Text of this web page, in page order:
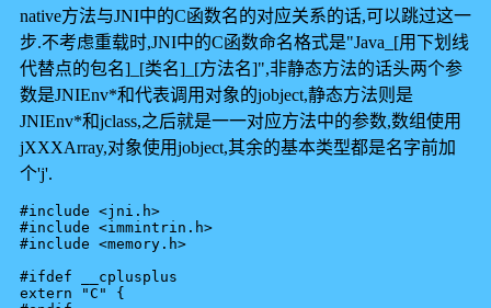
native方法与JNI中的C函数名的对应关系的话,可以跳过这一
步.不考虑重载时,JNI中的C函数命名格式是"Java_[用下划线
代替点的包名]_[类名]_[方法名]",非静态方法的话头两个参
数是JNIEnv*和代表调用对象的jobject,静态方法则是
JNIEnv*和jclass,之后就是一一对应方法中的参数,数组使用
jXXXArray,对象使用jobject,其余的基本类型都是名字前加
个'j'.
#include <jni.h>
#include <immintrin.h>
#include <memory.h>
#ifdef __cplusplus
extern "C" {